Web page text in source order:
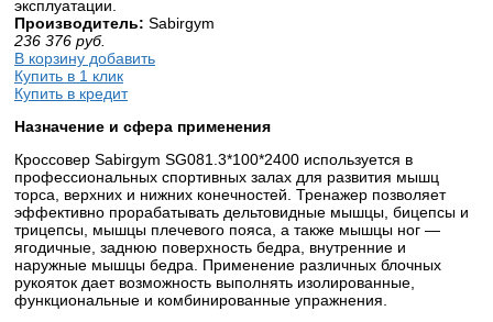
эксплуатации.
Производитель: Sabirgym
236 376 руб.
В корзину добавить
Купить в 1 клик
Купить в кредит
Назначение и сфера применения
Кроссовер Sabirgym SG081.3*100*2400 используется в
профессиональных спортивных залах для развития мышц
торса, верхних и нижних конечностей. Тренажер позволяет
эффективно прорабатывать дельтовидные мышцы, бицепсы и
трицепсы, мышцы плечевого пояса, а также мышцы ног —
ягодичные, заднюю поверхность бедра, внутренние и
наружные мышцы бедра. Применение различных блочных
рукояток дает возможность выполнять изолированные,
функциональные и комбинированные упражнения.